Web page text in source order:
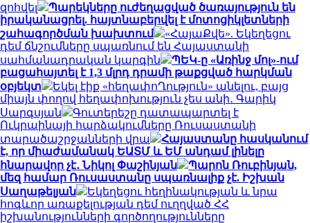
զոհվել
Պարեկները ուժեղացված ծառայություն են
իրականացրել. հայտնաբերվել է մոտոցիկլետների
շահագործման խախտում
«ՀայաՔվե». Եկեղեցու
դեմ ճնշումները սպառնում են Հայաստանի
սահմանադրական կարգին
ՊԵԿ-ը «Առինջ մոլ»-ում
բացահայտել է 1,3 մլրդ դրամի թաքցված հարկման
օբյեկտ
Եկել էիք «հեղափոՂություն» անելու, բայց
միայն փողով հեղափոխություն չես անի․ Գարիկ
Սարգսյան
Գուտերեշը դատապարտել է
Ուկրաինայի հարձակումները Ռուսաստանի
տարածաշրջանների վրա
Հայաստանը հասկանում
է, որ միաժամանակ ԵԱՏՄ և ԵՄ անդամ լինելը
հնարավոր չէ․ Նիկոլ Փաշինյան
Պարոն Ռուբինյան,
մեզ համար Ռուսաստանը սպառնալիք չէ. Իշխան
Սաղաթելյան
Եկեղեցու հեղինակության և նրա
հոգևոր առաքելության դեմ ուղղված ՀՀ
իշխանությունների գործողությունները